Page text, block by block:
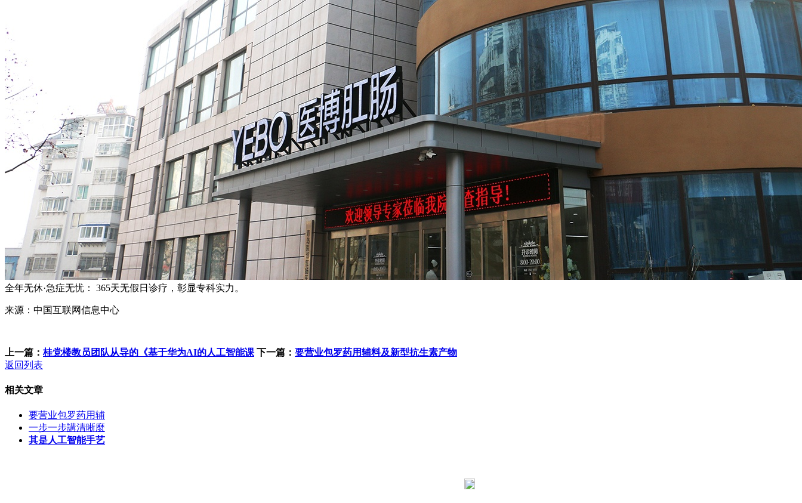
全年无休·急症无忧： 365天无假日诊疗，彰显专科实力。
来源：中国互联网信息中心
上一篇： 桂党楼教员团队从导的《基于华为AI的人工智能课 下一篇： 要营业包罗药用辅料及新型抗生素产物
返回列表
相关文章
要营业包罗药用辅
一步一步講清晰麼
其是人工智能手艺